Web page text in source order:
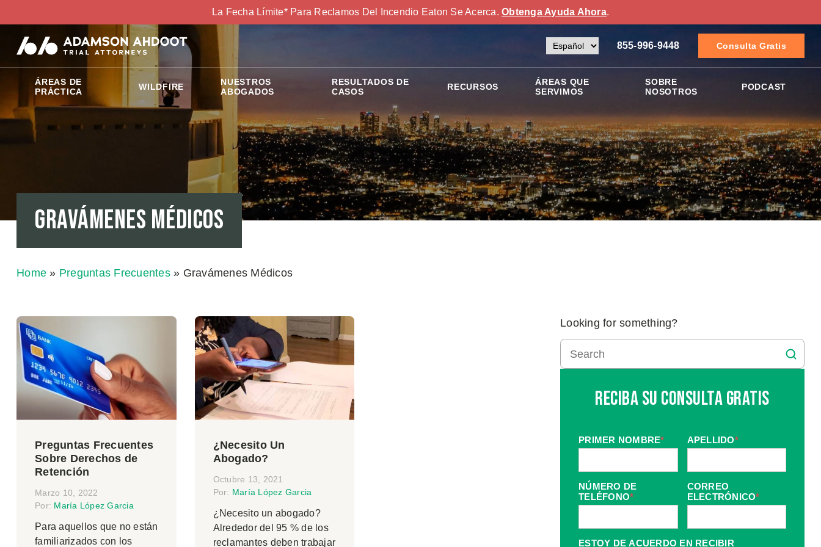
La Fecha Límite* Para Reclamos Del Incendio Eaton Se Acerca.Obtenga Ayuda Ahora.
855-996-9448 Consulta Gratis
ÁREAS DE
PRÁCTICA
WILDFIRE
NUESTROS
ABOGADOS
RESULTADOS DE
CASOS
RECURSOS
ÁREAS QUE
SERVIMOS
SOBRE
NOSOTROS
PODCAST
Gravámenes Médicos
Home » Preguntas Frecuentes» Gravámenes Médicos
Preguntas Frecuentes
Sobre Derechos de
Retención
Marzo 10, 2022
Por: María López Garcia
Para aquellos que no están
familiarizados con los
¿Necesito Un
Abogado?
Octubre 13, 2021
Por: María López Garcia
¿Necesito un abogado?
Alrededor del 95 % de los
reclamantes deben trabajar
Looking for something?
Reciba Su Consulta Gratis
PRIMER NOMBRE* APELLIDO*
NÚMERO DE
TELÉFONO*
CORREO
ELECTRÓNICO*
ESTOY DE ACUERDO EN RECIBIR